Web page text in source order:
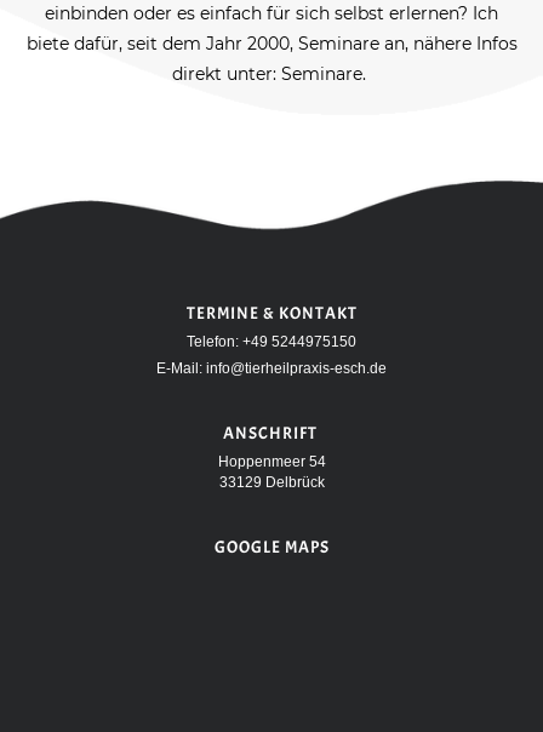
einbinden oder es einfach für sich selbst erlernen? Ich
biete dafür, seit dem Jahr 2000, Seminare an, nähere Infos
direkt unter: Seminare.
TERMINE & KONTAKT
Telefon: +49 5244975150
E-Mail: info@tierheilpraxis-esch.de
ANSCHRIFT
Hoppenmeer 54
33129 Delbrück
GOOGLE MAPS